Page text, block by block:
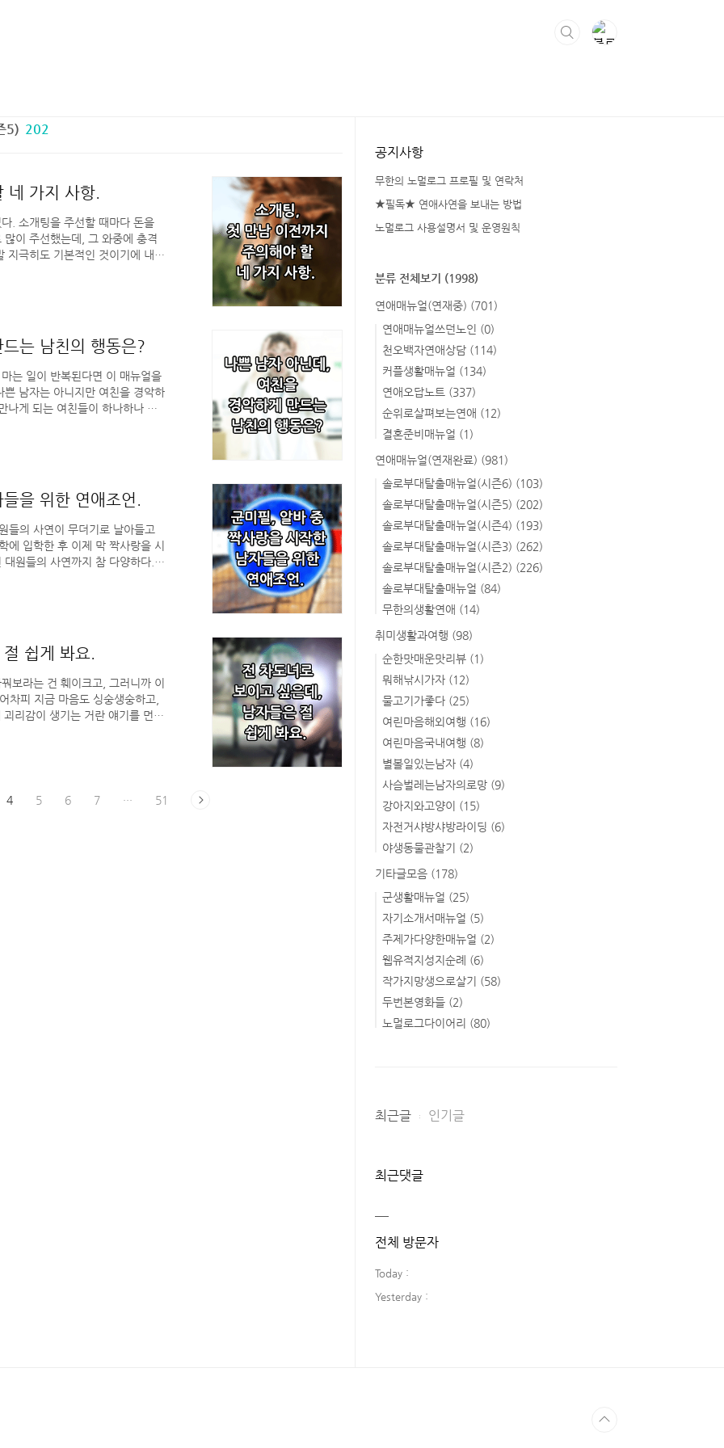
5) 202
네 가지 사항.
. 소개팅을 주선할 때마다 돈을
이 주선했는데, 그 와중에 충격
지극히도 기본적인 것이기에 내가
도 않고 마음대로 결정하진 않겠
는 남친의 행동은?
는 일이 반복된다면 이 매뉴얼을
남자는 아니지만 여친을 경악하
나게 되는 여친들이 하나하나 교
그래도 전 친구나 아는 여자 동생
을 위한 연애조언.
들의 사연이 무더기로 날아들고
에 입학한 후 이제 막 짝사랑을 시
원들의 사연까지 참 다양하다.
했지만 까임. - 다정한 거절이라
쉽게 봐요.
보라는 건 훼이크고, 그러니까 이
차피 지금 마음도 싱숭생숭하고,
리감이 생기는 거란 얘기를 먼저
손님들에게 호통도 치고, 지인찬
보여줄 때가 많으니..
4 5 6 7 ··· 51
공지사항
무한의 노멀로그 프로필 및 연락처
★필독★ 연애사연을 보내는 방법
노멀로그 사용설명서 및 운영원칙
분류 전체보기 (1998)
연애매뉴얼(연재중) (701)
연애매뉴얼쓰던노인 (0)
천오백자연애상담 (114)
커플생활매뉴얼 (134)
연애오답노트 (337)
순위로살펴보는연애 (12)
결혼준비매뉴얼 (1)
연애매뉴얼(연재완료) (981)
솔로부대탈출매뉴얼(시즌6) (103)
솔로부대탈출매뉴얼(시즌5) (202)
솔로부대탈출매뉴얼(시즌4) (193)
솔로부대탈출매뉴얼(시즌3) (262)
솔로부대탈출매뉴얼(시즌2) (226)
솔로부대탈출매뉴얼 (84)
무한의생활연애 (14)
취미생활과여행 (98)
순한맛매운맛리뷰 (1)
뭐해낚시가자 (12)
물고기가좋다 (25)
여린마음해외여행 (16)
여린마음국내여행 (8)
별볼일있는남자 (4)
사슴벌레는남자의로망 (9)
강아지와고양이 (15)
자전거샤방샤방라이딩 (6)
야생동물관찰기 (2)
기타글모음 (178)
군생활매뉴얼 (25)
자기소개서매뉴얼 (5)
주제가다양한매뉴얼 (2)
웹유적지성지순례 (6)
작가지망생으로살기 (58)
두번본영화들 (2)
노멀로그다이어리 (80)
최근글 인기글
최근댓글
전체 방문자
Today :
Yesterday :